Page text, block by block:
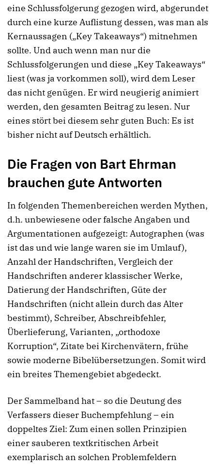
eine Schlussfolgerung gezogen wird, abgerundet
durch eine kurze Auflistung dessen, was man als
Kernaussagen („Key Takeaways“) mitnehmen
sollte. Und auch wenn man nur die
Schlussfolgerungen und diese „Key Takeaways“
liest (was ja vorkommen soll), wird dem Leser
das nicht genügen. Er wird neugierig animiert
werden, den gesamten Beitrag zu lesen. Nur
eines stört bei diesem sehr guten Buch: Es ist
bisher nicht auf Deutsch erhältlich.
Die Fragen von Bart Ehrman
brauchen gute Antworten
In folgenden Themenbereichen werden Mythen,
d.h. unbewiesene oder falsche Angaben und
Argumentationen aufgezeigt: Autographen (was
ist das und wie lange waren sie im Umlauf),
Anzahl der Handschriften, Vergleich der
Handschriften anderer klassischer Werke,
Datierung der Handschriften, Güte der
Handschriften (nicht allein durch das Alter
bestimmt), Schreiber, Abschreibfehler,
Überlieferung, Varianten, „orthodoxe
Korruption“, Zitate bei Kirchenvätern, frühe
sowie moderne Bibelübersetzungen. Somit wird
ein breites Themengebiet abgedeckt.
Der Sammelband hat – so die Deutung des
Verfassers dieser Buchempfehlung – ein
doppeltes Ziel: Zum einen sollen Prinzipien
einer sauberen textkritischen Arbeit
exemplarisch an solchen Problemfeldern